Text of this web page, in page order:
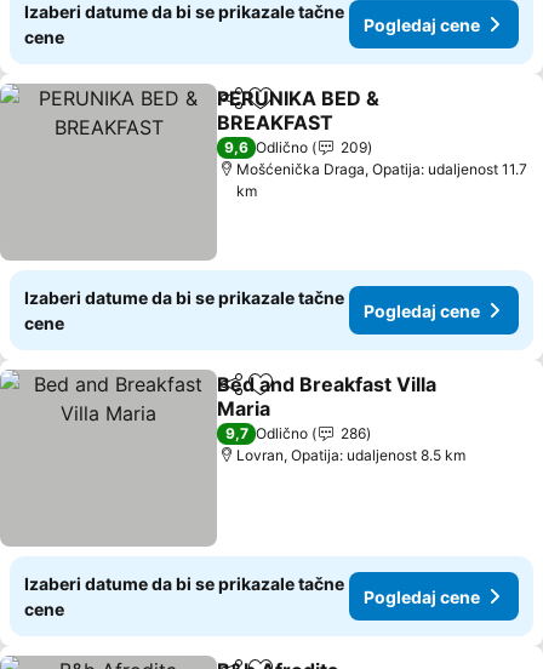
Izaberi datume da bi se prikazale tačne
cene
Pogledaj cene
Deli Dodati u favorite
PERUNIKA BED &
BREAKFAST
9,6 Odlično
209
Mošćenička Draga, Opatija: udaljenost 11.7
km
Izaberi datume da bi se prikazale tačne
cene
Pogledaj cene
Deli Dodati u favorite
Bed and Breakfast Villa
Maria
9,7 Odlično
286
Lovran, Opatija: udaljenost 8.5 km
Izaberi datume da bi se prikazale tačne
cene
Pogledaj cene